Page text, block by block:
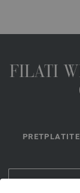
FILATI